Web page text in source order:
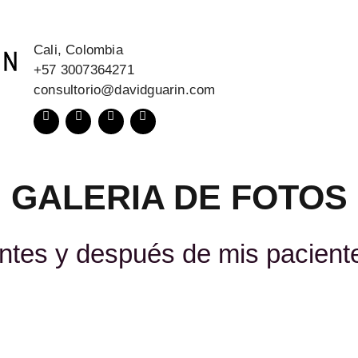
Cali, Colombia
+57 3007364271
consultorio@davidguarin.com
GALERIA DE FOTOS
y después de mis